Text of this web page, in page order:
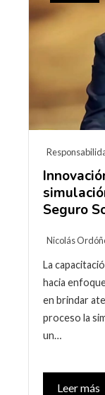
Seguro
Nicolás
La
hacia
en brindar
proceso la
un…
Leer más